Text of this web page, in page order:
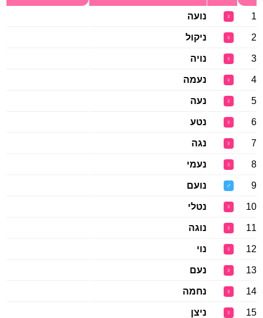
1
♀ נועה
2
♀ ניקול
3
♀ נויה
4
♀ נעמה
5
♀ נעה
6
♀ נטע
7
♀ נגה
8
♀ נעמי
9
♂ נועם
10
♀ נטלי
11
♀ נוגה
12
♀ נוי
13
♀ נעם
14
♀ נחמה
15
♀ ניצן